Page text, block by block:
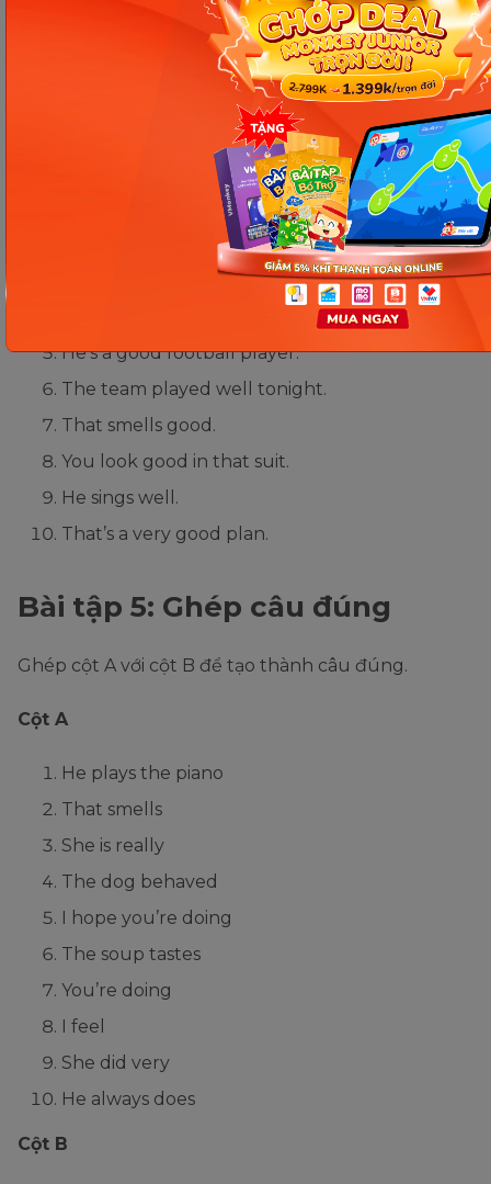
You look well in that suit.
That’s a very well plan.
He did well in the race.
That’s a good cake.
She performed well on stage.
I don’t feel well – maybe I’m getting sick.
He’s a good football player.
The team played well tonight.
That smells good.
You look good in that suit.
He sings well.
That’s a very good plan.
Bài tập 5: Ghép câu đúng
Ghép cột A với cột B để tạo thành câu đúng.
Cột A
He plays the piano
That smells
She is really
The dog behaved
I hope you’re doing
The soup tastes
You’re doing
I feel
She did very
He always does
Cột B